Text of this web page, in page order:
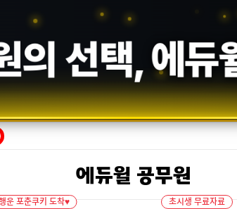
의 선택,에듀
에듀윌 공무원
운 포춘쿠키 도착♥ 초시생 무료자료